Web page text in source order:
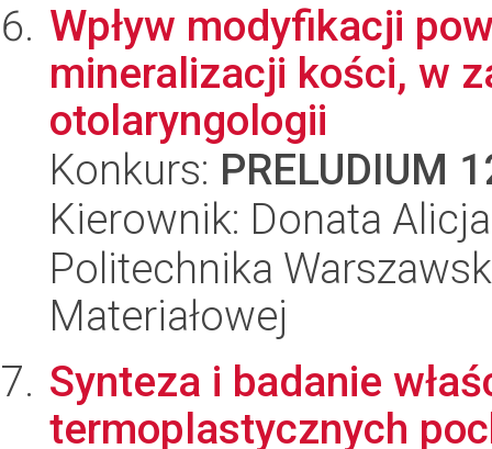
Wpływ modyfikacji
mineralizacji kości, w
otolaryngologii
Konkurs: PRELUDIUM
Kierownik: Donata
Politechnika
Materiałowej
Synteza i badanie
termoplastycznych